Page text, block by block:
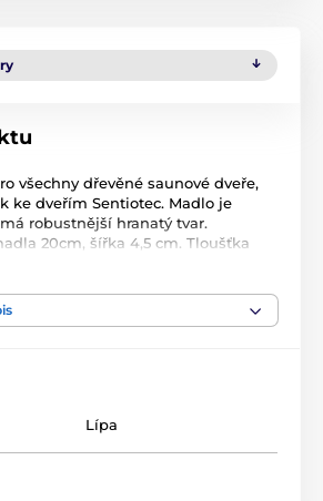
všechny dřevěné saunové dveře,
ke dveřím Sentiotec. Madlo je
robustnější hranatý tvar.
20cm, šířka 4,5 cm. Tloušťka
Lípa